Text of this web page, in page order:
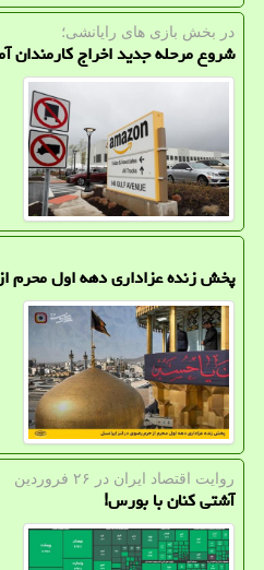
در بخش بازی های رایانشی؛
شروع مرحله جدید اخراج کارمندان
پخش زنده عزاداری دهه اول محرم
روایت اقتصاد ایران در ۲۶ فروردین
آشتی کنان با بورس!